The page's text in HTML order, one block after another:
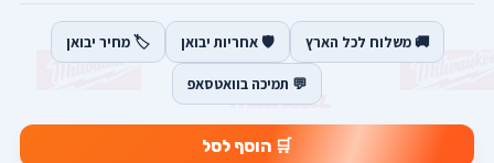
🚚 משלוח לכל הארץ 🛡️ אחריות יבואן 🏷️ מחיר יבואן
💬 תמיכה בוואטסאפ
🛒 הוסף לסל